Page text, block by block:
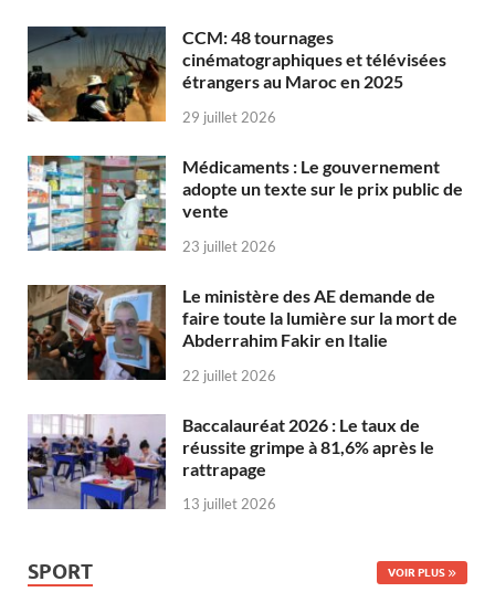
CCM: 48 tournages
cinématographiques et télévisées
étrangers au Maroc en 2025
29 juillet 2026
Médicaments : Le gouvernement
adopte un texte sur le prix public de
vente
23 juillet 2026
Le ministère des AE demande de
faire toute la lumière sur la mort de
Abderrahim Fakir en Italie
22 juillet 2026
Baccalauréat 2026 : Le taux de
réussite grimpe à 81,6% après le
rattrapage
13 juillet 2026
SPORT VOIR PLUS